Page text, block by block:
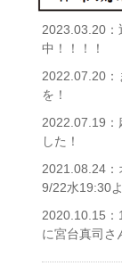
2023.03.20：
中！！！！
2022.07.20：
を！
2022.07.19：
した！
2021.08.24：
9/22水19:30
2020.10.15：
に宮台真司さ